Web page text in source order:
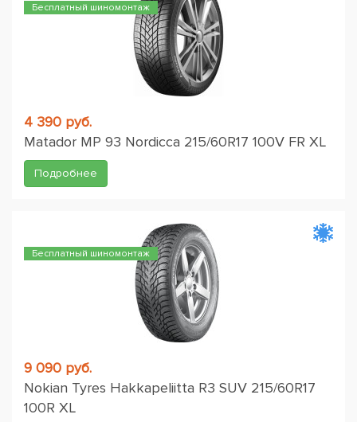
Бесплатный шиномонтаж
4 390 руб.
Matador MP 93 Nordicca 215/60R17 100V FR XL
Подробнее
Бесплатный шиномонтаж
9 090 руб.
Nokian Tyres Hakkapeliitta R3 SUV 215/60R17
100R XL